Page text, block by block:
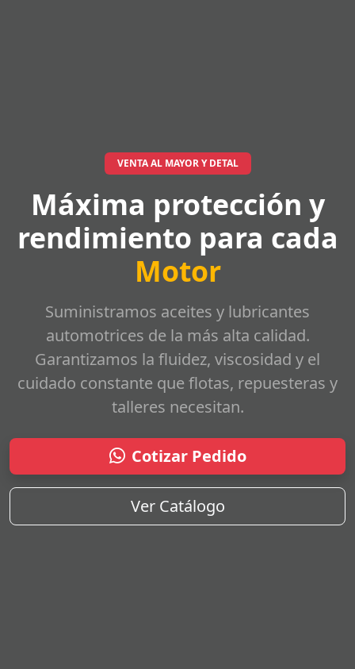
VENTA AL MAYOR Y DETAL
Máxima protección y
rendimiento para cada
Motor
Suministramos aceites y lubricantes
automotrices de la más alta calidad.
Garantizamos la fluidez, viscosidad y el
cuidado constante que flotas, repuesteras y
talleres necesitan.
Cotizar Pedido
Ver Catálogo